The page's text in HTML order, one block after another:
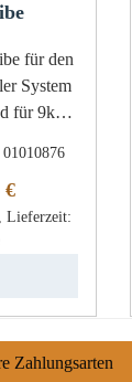
System
Maße
mm x
602 mm
gebogen
01010876
Preis:
€
Lieferzeit:
Zahlungsarten